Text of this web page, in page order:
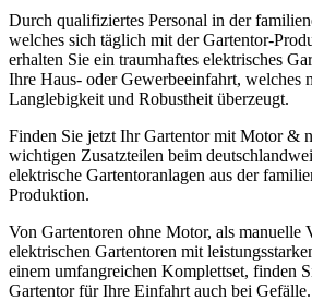
Durch qualifiziertes Personal in der
welches sich täglich mit der Gartentor-
erhalten Sie ein traumhaftes elektrisches
Ihre Haus- oder Gewerbeeinfahrt, welches
Langlebigkeit und Robustheit überzeugt.
Finden Sie jetzt Ihr Gartentor mit Motor &
wichtigen Zusatzteilen beim
elektrische Gartentoranlagen aus der
Produktion.
Von Gartentoren ohne Motor, als manuelle
elektrischen Gartentoren mit
einem umfangreichen Komplettset, finden
Gartentor für Ihre Einfahrt auch bei Gefälle.